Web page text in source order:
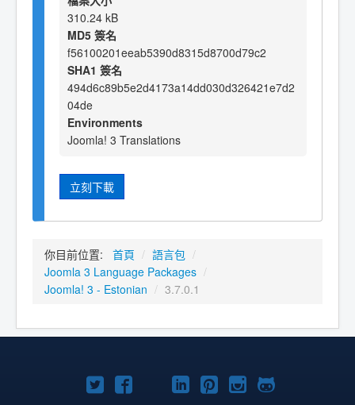
310.24 kB
MD5 簽名
f56100201eeab5390d8315d8700d79c2
SHA1 簽名
494d6c89b5e2d4173a14dd030d326421e7d2
04de
Environments
Joomla! 3 Translations
立刻下載
你目前位置: 首頁 / 語言包 /
Joomla 3 Language Packages /
Joomla! 3 - Estonian / 3.7.0.1
TwitterFacebookYouTube
Linkedln
Pinterest
Instagram
GitHub